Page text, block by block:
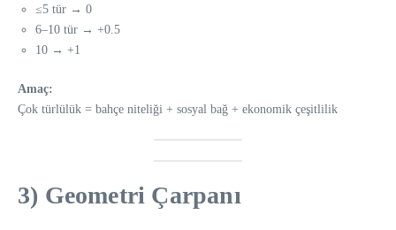
≤5 tür → 0
6–10 tür → +0.5
10 → +1
Amaç:
Çok türlülük = bahçe niteliği + sosyal bağ + ekonomik çeşitlilik
3) Geometri Çarpanı